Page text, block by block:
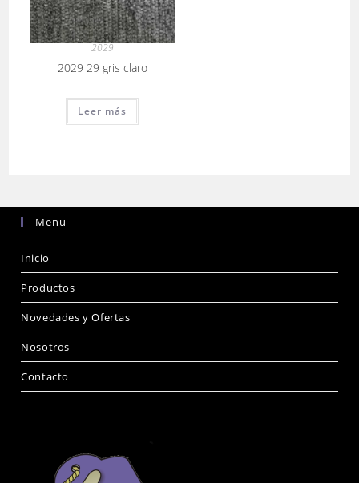
2029
2029 29 gris claro
Leer más
Menu
Inicio
Productos
Novedades y Ofertas
Nosotros
Contacto